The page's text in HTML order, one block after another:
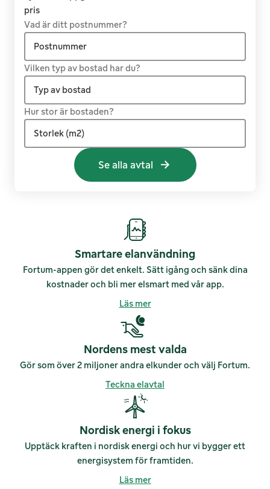
pris
Vad är ditt postnummer?
Postnummer
Vilken typ av bostad har du?
Typ av bostad
Lägenhet
Radhus
Hur stor är bostaden?
Storlek (m2)
Se alla avtal
Smartare elanvändning
Fortum-appen gör det enkelt. Sätt igång och sänk dina
kostnader och bli mer elsmart med vår app.
Läs mer
Nordens mest valda
Gör som över 2 miljoner andra elkunder och välj Fortum.
Teckna elavtal
Nordisk energi i fokus
Upptäck kraften i nordisk energi och hur vi bygger ett
energisystem för framtiden.
Läs mer